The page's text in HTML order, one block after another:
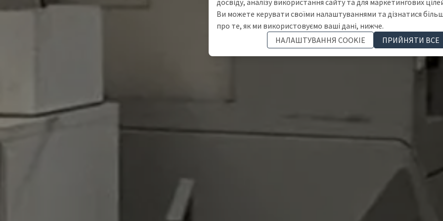
досвіду, аналізу використання сайту та для маркетингових
Ви можете керувати своїми налаштуваннями та дізнатися
про те, як ми використовуємо ваші дані, нижче.
НАЛАШТУВАННЯ COOKIE
ПРИЙНЯТИ ВСЕ